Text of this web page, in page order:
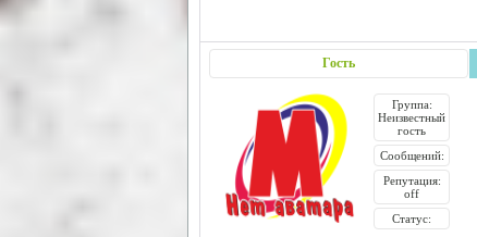
Гость
Группа:
Неизвестный
гость
Сообщений:
Репутация:
off
Статус: